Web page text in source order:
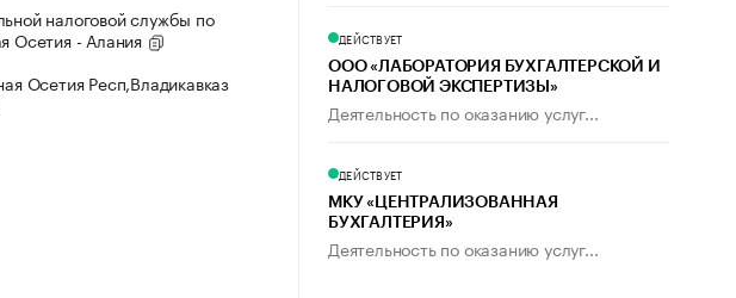
налоговой службы по
Осетия - Алания
Осетия Респ,Владикавказ
ДЕЙСТВУЕТ
ООО «ЛАБОРАТОРИЯ БУХГАЛТЕРСКОЙ И
НАЛОГОВОЙ ЭКСПЕРТИЗЫ»
Деятельность по оказанию услуг...
ДЕЙСТВУЕТ
МКУ «ЦЕНТРАЛИЗОВАННАЯ
БУХГАЛТЕРИЯ»
Деятельность по оказанию услуг...